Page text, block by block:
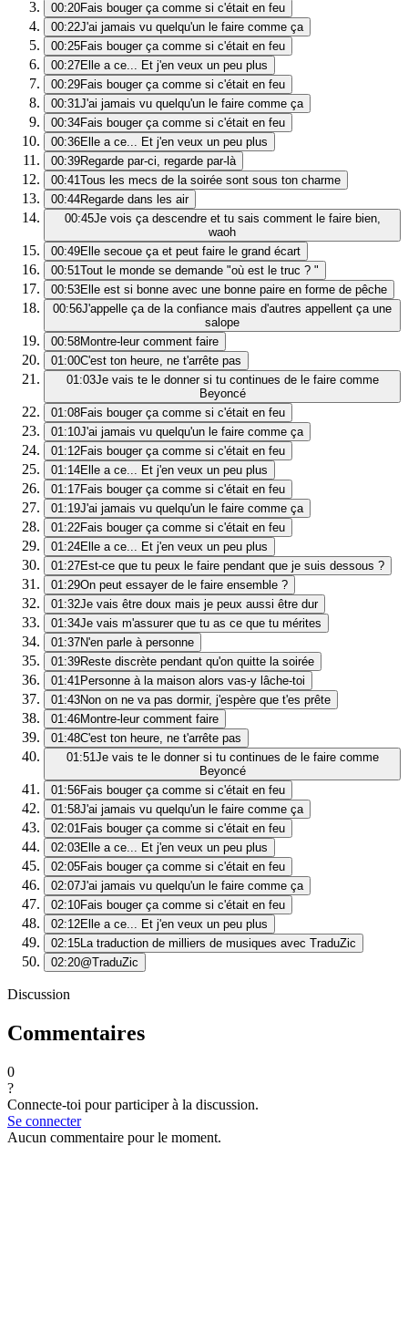
00:20Fais bouger ça comme si c'était en feu
00:22J'ai jamais vu quelqu'un le faire comme ça
00:25Fais bouger ça comme si c'était en feu
00:27Elle a ce... Et j'en veux un peu plus
00:29Fais bouger ça comme si c'était en feu
00:31J'ai jamais vu quelqu'un le faire comme ça
00:34Fais bouger ça comme si c'était en feu
00:36Elle a ce... Et j'en veux un peu plus
00:39Regarde par-ci, regarde par-là
00:41Tous les mecs de la soirée sont sous ton charme
00:44Regarde dans les air
00:45Je vois ça descendre et tu sais comment le faire bien,
waoh
00:49Elle secoue ça et peut faire le grand écart
00:51Tout le monde se demande "où est le truc ? "
00:53Elle est si bonne avec une bonne paire en forme de pêche
00:56J'appelle ça de la confiance mais d'autres appellent ça une
salope
00:58Montre-leur comment faire
01:00C'est ton heure, ne t'arrête pas
01:03Je vais te le donner si tu continues de le faire comme
Beyoncé
01:08Fais bouger ça comme si c'était en feu
01:10J'ai jamais vu quelqu'un le faire comme ça
01:12Fais bouger ça comme si c'était en feu
01:14Elle a ce... Et j'en veux un peu plus
01:17Fais bouger ça comme si c'était en feu
01:19J'ai jamais vu quelqu'un le faire comme ça
01:22Fais bouger ça comme si c'était en feu
01:24Elle a ce... Et j'en veux un peu plus
01:27Est-ce que tu peux le faire pendant que je suis dessous ?
01:29On peut essayer de le faire ensemble ?
01:32Je vais être doux mais je peux aussi être dur
01:34Je vais m'assurer que tu as ce que tu mérites
01:37N'en parle à personne
01:39Reste discrète pendant qu'on quitte la soirée
01:41Personne à la maison alors vas-y lâche-toi
01:43Non on ne va pas dormir, j'espère que t'es prête
01:46Montre-leur comment faire
01:48C'est ton heure, ne t'arrête pas
01:51Je vais te le donner si tu continues de le faire comme
Beyoncé
01:56Fais bouger ça comme si c'était en feu
01:58J'ai jamais vu quelqu'un le faire comme ça
02:01Fais bouger ça comme si c'était en feu
02:03Elle a ce... Et j'en veux un peu plus
02:05Fais bouger ça comme si c'était en feu
02:07J'ai jamais vu quelqu'un le faire comme ça
02:10Fais bouger ça comme si c'était en feu
02:12Elle a ce... Et j'en veux un peu plus
02:15La traduction de milliers de musiques avec TraduZic
02:20@TraduZic
Discussion
Commentaires
0
?
Connecte-toi pour participer à la discussion.
Se connecter
Aucun commentaire pour le moment.